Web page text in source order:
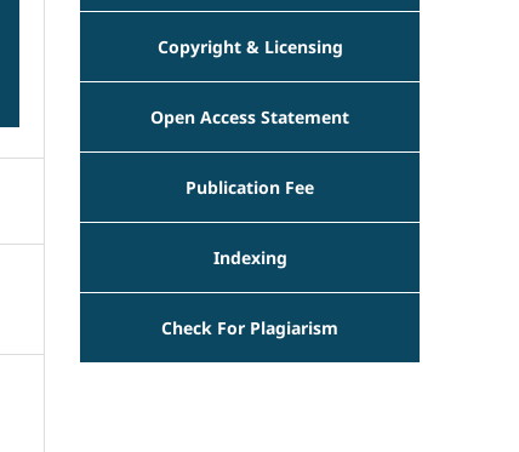
Copyright & Licensing
Open Access Statement
Publication Fee
Indexing
Check For Plagiarism